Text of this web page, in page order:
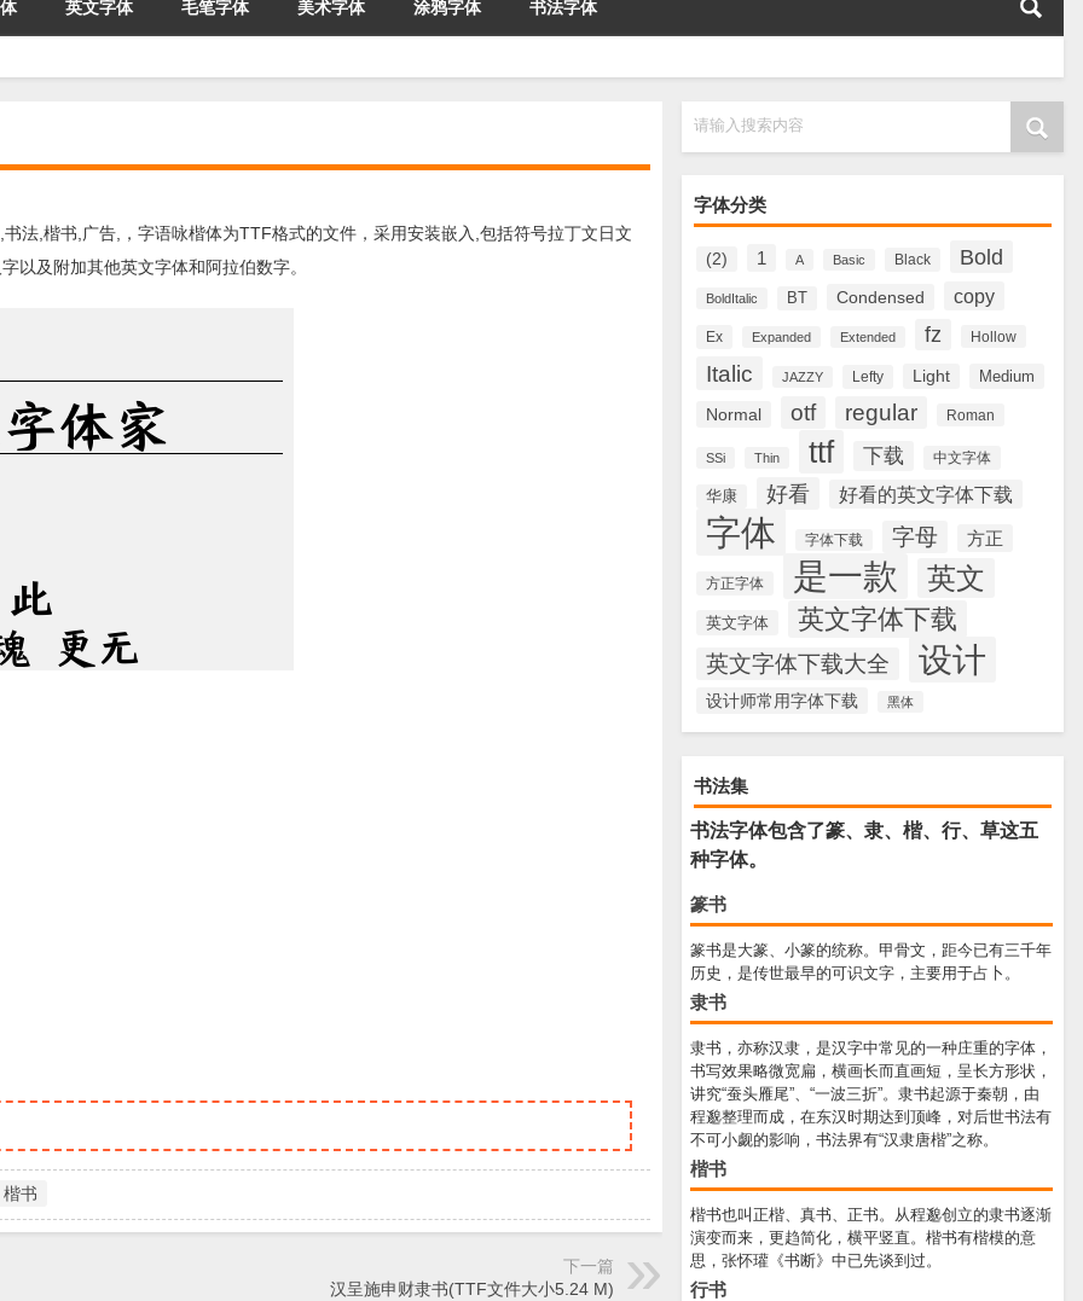
英文字体 毛笔字体 美术字体 涂鸦字体 书法字体
请输入搜索内容
字体分类
(2) 1 A Basic Black Bold
BoldItalic BT Condensed copy
Ex Expanded Extended fz Hollow
Italic JAZZY Lefty Light Medium
Normal otf regular Roman
SSi Thin ttf 下载 中文字体
华康 好看 好看的英文字体下载
字体 字体下载 字母 方正
方正字体 是一款 英文
英文字体 英文字体下载
英文字体下载大全 设计
设计师常用字体下载 黑体
书法集
书法字体包含了篆、隶、楷、行、草这五
种字体。
篆书
篆书是大篆、小篆的统称。甲骨文，距今已有三千年
历史，是传世最早的可识文字，主要用于占卜。
隶书
隶书，亦称汉隶，是汉字中常见的一种庄重的字体，
书写效果略微宽扁，横画长而直画短，呈长方形状，
讲究“蚕头雁尾”、“一波三折”。隶书起源于秦朝，由
程邈整理而成，在东汉时期达到顶峰，对后世书法有
不可小觑的影响，书法界有“汉隶唐楷”之称。
楷书
楷书也叫正楷、真书、正书。从程邈创立的隶书逐渐
演变而来，更趋简化，横平竖直。楷书有楷模的意
思，张怀瓘《书断》中已先谈到过。
行书
法,楷书,广告,，字语咏楷体为TTF格式的文件，采用安装嵌入,包括符号拉丁文日文
以及附加其他英文字体和阿拉伯数字。
楷书
下一篇
汉呈施申财隶书(TTF文件大小5.24 M)